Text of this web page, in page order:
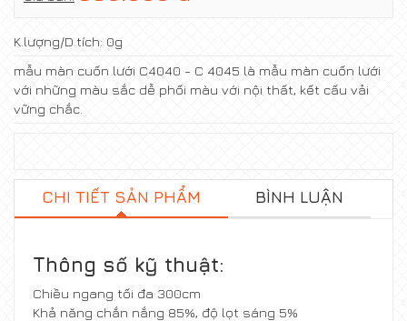
K.lượng/D.tích: 0g
mẫu màn cuốn lưới C4040 - C 4045 là mẫu màn cuốn lưới
với những màu sắc dễ phối màu với nội thất, kết cấu vải
vững chắc.
CHI TIẾT SẢN PHẨM BÌNH LUẬN
Thông số kỹ thuật:
Chiều ngang tối đa 300cm
Khả năng chắn nắng 85%, độ lọt sáng 5%